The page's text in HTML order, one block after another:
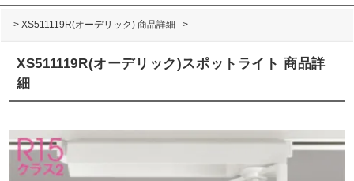
XS511119R(オーデリック) 商品詳細
XS511119R(オーデリック)スポットライト 商品詳
細